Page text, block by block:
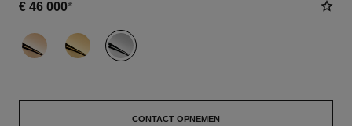
€ 46 000*
variant (3)
CONTACT OPNEMEN